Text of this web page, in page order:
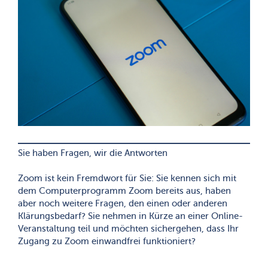
Sie haben Fragen, wir die Antworten
Zoom ist kein Fremdwort für Sie: Sie kennen sich mit
dem Computerprogramm Zoom bereits aus, haben
aber noch weitere Fragen, den einen oder anderen
Klärungsbedarf? Sie nehmen in Kürze an einer Online-
Veranstaltung teil und möchten sichergehen, dass Ihr
Zugang zu Zoom einwandfrei funktioniert?